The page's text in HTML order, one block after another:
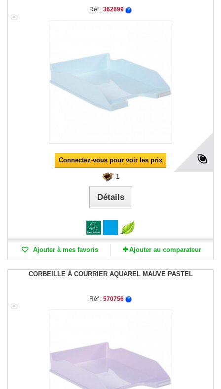
Réf : 362699
Connectez-vous pour voir les prix
1
Détails
Ajouter à mes favoris Ajouter au comparateur
CORBEILLE À COURRIER AQUAREL MAUVE PASTEL
Réf : 570756